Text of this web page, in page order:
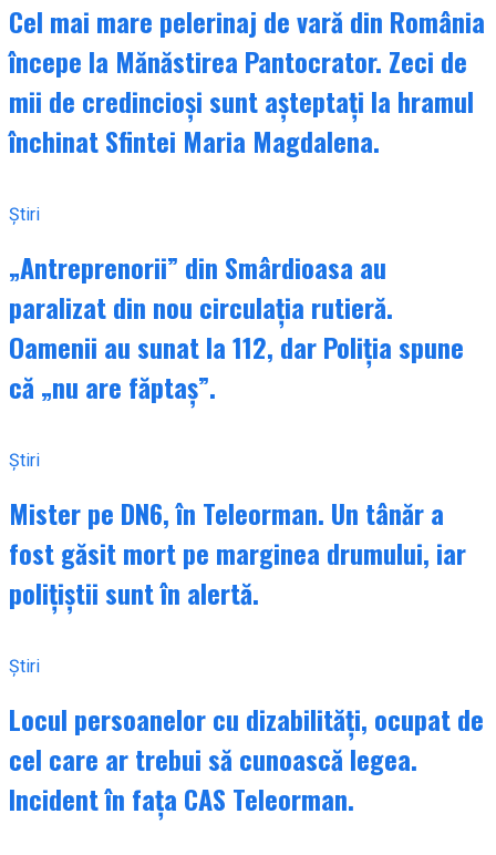
Cel mai mare pelerinaj de vară din România
începe la Mănăstirea Pantocrator. Zeci de
mii de credincioși sunt așteptați la hramul
închinat Sfintei Maria Magdalena.
Știri
„Antreprenorii” din Smârdioasa au
paralizat din nou circulația rutieră.
Oamenii au sunat la 112, dar Poliția spune
că „nu are făptaș”.
Știri
Mister pe DN6, în Teleorman. Un tânăr a
fost găsit mort pe marginea drumului, iar
polițiștii sunt în alertă.
Știri
Locul persoanelor cu dizabilități, ocupat de
cel care ar trebui să cunoască legea.
Incident în fața CAS Teleorman.